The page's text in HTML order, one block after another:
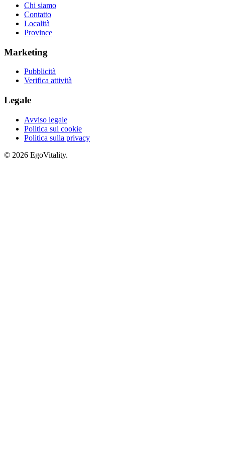
Chi siamo
Contatto
Località
Province
Marketing
Pubblicità
Verifica attività
Legale
Avviso legale
Politica sui cookie
Politica sulla privacy
© 2026 EgoVitality.